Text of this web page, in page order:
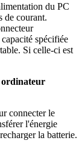
du PC
de courant.
spécifiée
Si celle-ci est
ordinateur
connecter le
l'énergie
la batterie.